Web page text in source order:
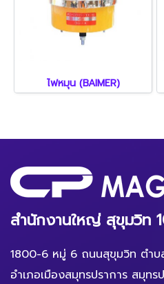
ไฟหมุน (BAIMER)
สำนักงานใหญ่ สุขุมวิท
1800-6 หมู่ 6 ถนนสุขุมวิท ตำบ
อำเภอเมืองสมุทรปราการ สมุทร